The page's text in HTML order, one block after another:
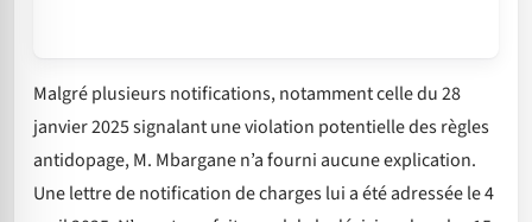
Malgré plusieurs notifications, notamment celle du 28
janvier 2025 signalant une violation potentielle des règles
antidopage, M. Mbargane n’a fourni aucune explication.
Une lettre de notification de charges lui a été adressée le 4